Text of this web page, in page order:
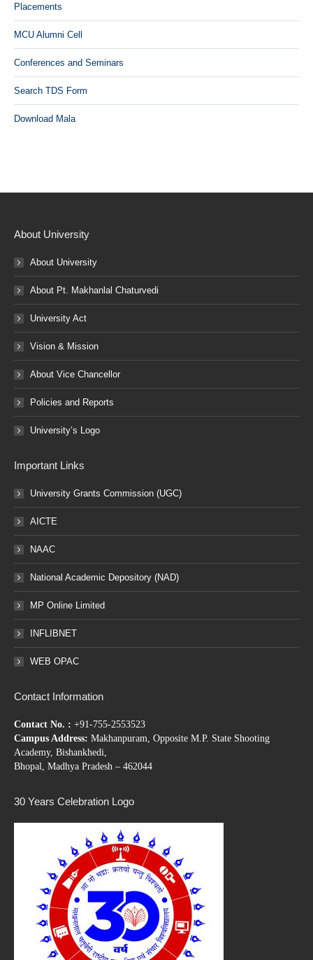
Placements
MCU Alumni Cell
Conferences and Seminars
Search TDS Form
Download Mala
About University
About University
About Pt. Makhanlal Chaturvedi
University Act
Vision & Mission
About Vice Chancellor
Policies and Reports
University’s Logo
Important Links
University Grants Commission (UGC)
AICTE
NAAC
National Academic Depository (NAD)
MP Online Limited
INFLIBNET
WEB OPAC
Contact Information
Contact No. : +91-755-2553523
Campus Address: Makhanpuram, Opposite M.P. State Shooting
Academy, Bishankhedi,
Bhopal, Madhya Pradesh – 462044
30 Years Celebration Logo